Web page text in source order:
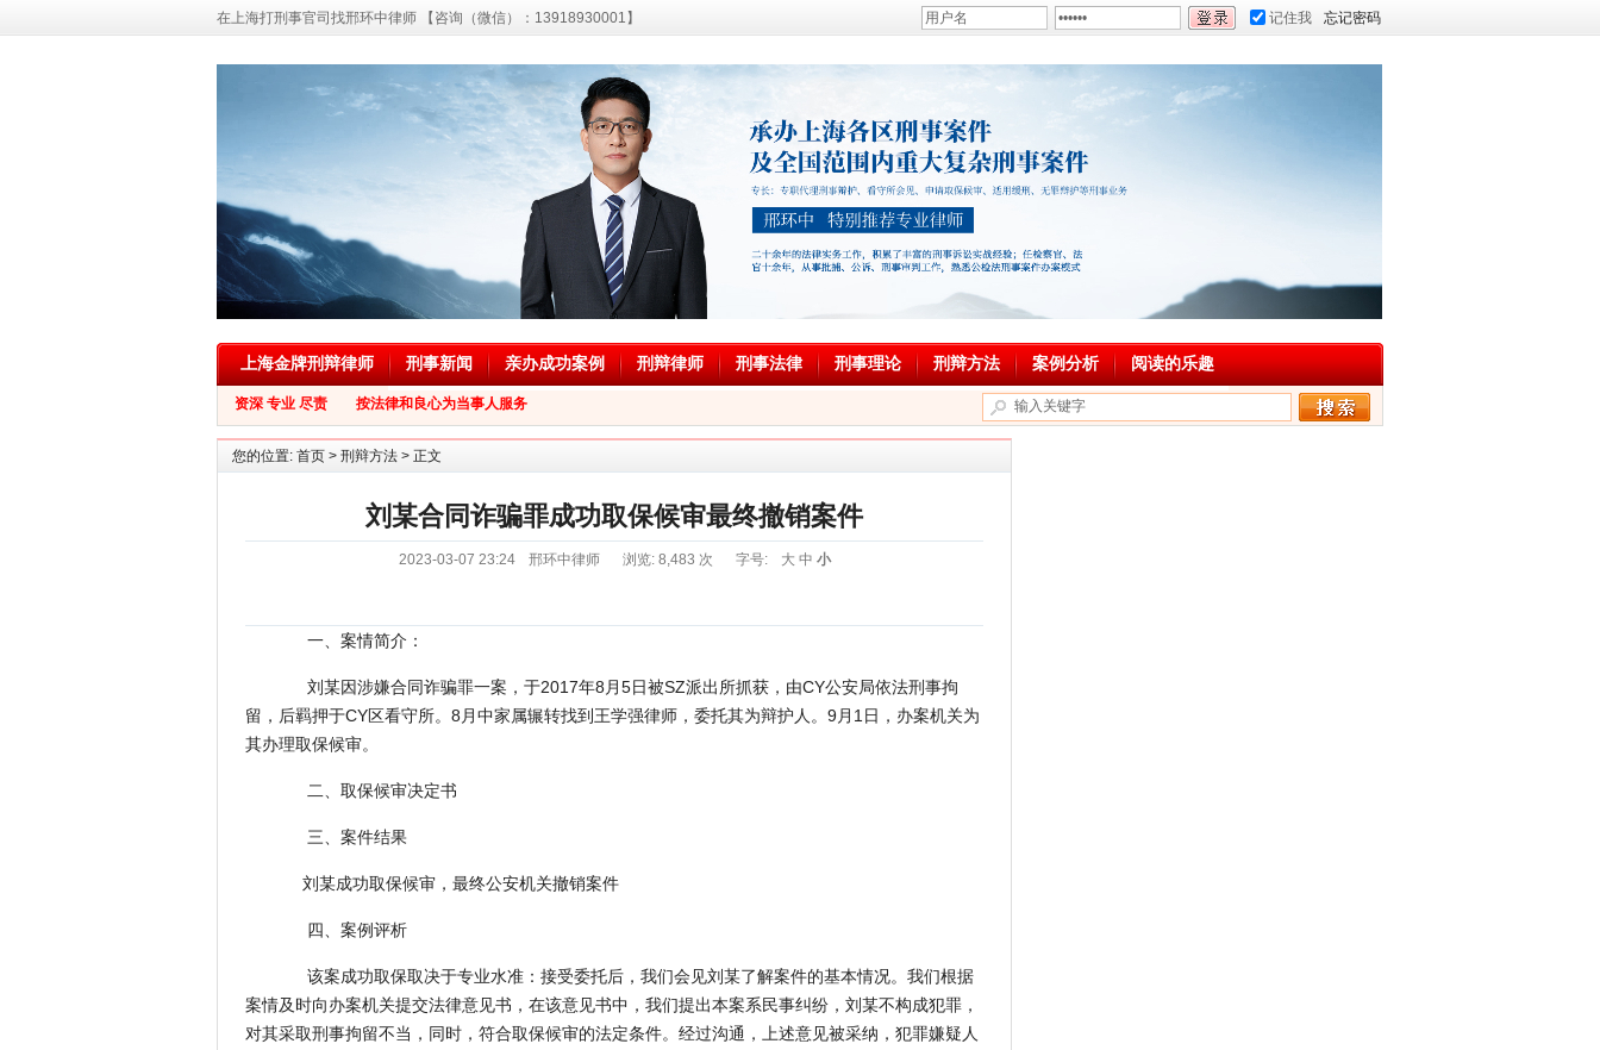
在上海打刑事官司找邢环中律师 【咨询（微信）：13918930001】 记住我 忘记密码
上海金牌刑辩律师 刑事新闻 亲办成功案例 刑辩律师 刑事法律 刑事理论 刑辩方法 案例分析 阅读的乐趣
资深 专业 尽责 按法律和良心为当事人服务
您的位置: 首页 > 刑辩方法 > 正文
刘某合同诈骗罪成功取保候审最终撤销案件
2023-03-07 23:24 邢环中律师 浏览: 8,483 次 字号: 大 中 小
一、案情简介：
刘某因涉嫌合同诈骗罪一案，于2017年8月5日被SZ派出所抓获，由CY公安局依法刑事拘
留，后羁押于CY区看守所。8月中家属辗转找到王学强律师，委托其为辩护人。9月1日，办案机关为
其办理取保候审。
二、取保候审决定书
三、案件结果
刘某成功取保候审，最终公安机关撤销案件
四、案例评析
该案成功取保取决于专业水准：接受委托后，我们会见刘某了解案件的基本情况。我们根据
案情及时向办案机关提交法律意见书，在该意见书中，我们提出本案系民事纠纷，刘某不构成犯罪，
对其采取刑事拘留不当，同时，符合取保候审的法定条件。经过沟通，上述意见被采纳，犯罪嫌疑人